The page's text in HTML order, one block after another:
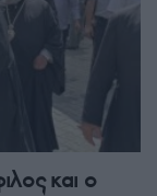
και ο